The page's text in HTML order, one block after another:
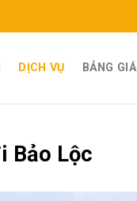
DỊCH VỤ BẢNG GIÁ
Bảo Lộc